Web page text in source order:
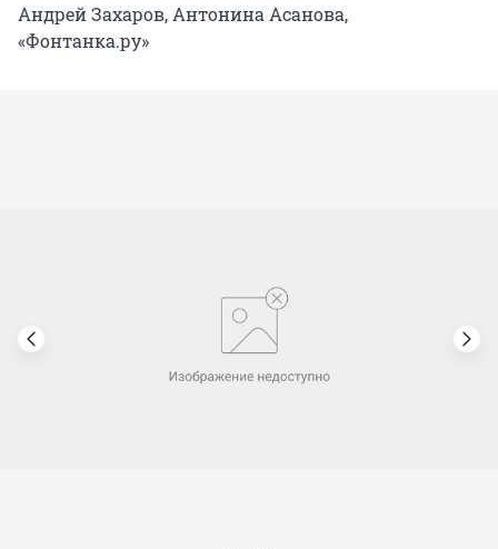
Андрей Захаров, Антонина Асанова,
«Фонтанка.ру»